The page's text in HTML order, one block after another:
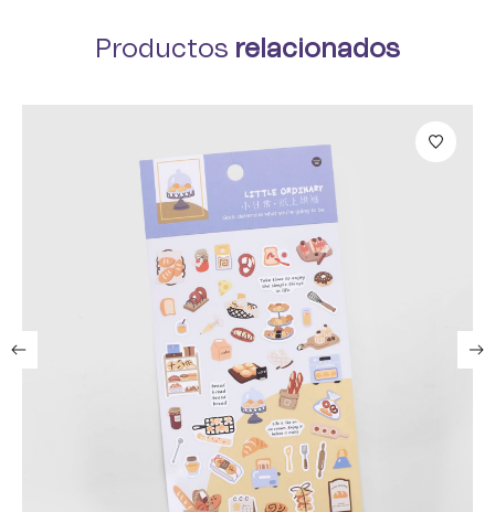
Productos relacionados